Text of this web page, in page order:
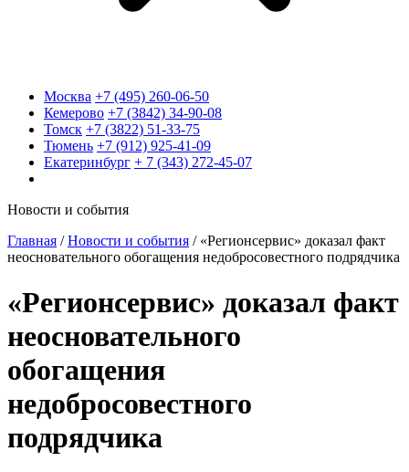
Москва +7 (495) 260-06-50
Кемерово +7 (3842) 34-90-08
Томск +7 (3822) 51-33-75
Тюмень +7 (912) 925-41-09
Екатеринбург + 7 (343) 272-45-07
Новости и события
Главная /Новости и события / «Регионсервис» доказал факт
неосновательного обогащения недобросовестного подрядчика
«Регионсервис» доказал факт
неосновательного
обогащения
недобросовестного
подрядчика